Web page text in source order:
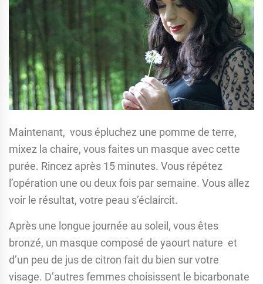
Maintenant, vous épluchez une pomme de terre,
mixez la chaire, vous faites un masque avec cette
purée. Rincez après 15 minutes. Vous répétez
l’opération une ou deux fois par semaine. Vous allez
voir le résultat, votre peau s’éclaircit.
Après une longue journée au soleil, vous êtes
bronzé, un masque composé de yaourt nature et
d’un peu de jus de citron fait du bien sur votre
visage. D’autres femmes choisissent le bicarbonate